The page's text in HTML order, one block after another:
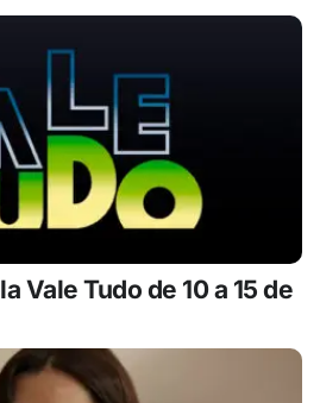
Vale Tudo de 10 a 15 de